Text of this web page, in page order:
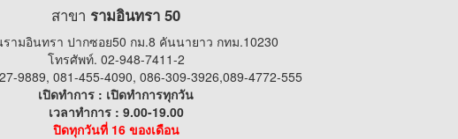
สาขา รามอินทรา 50
ามอินทรา ปากซอย50 กม.8 คันนายาว กทม.10230
โทรศัพท์. 02-948-7411-2
9889, 081-455-4090, 086-309-3926,089-4772-555
เปิดทำการ : เปิดทำการทุกวัน
เวลาทำการ : 9.00-19.00
ปิดทุกวันที่ 16 ของเดือน